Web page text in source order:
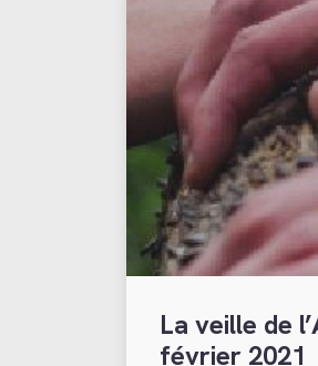
La veille de l’AFF (pas si
février 2021